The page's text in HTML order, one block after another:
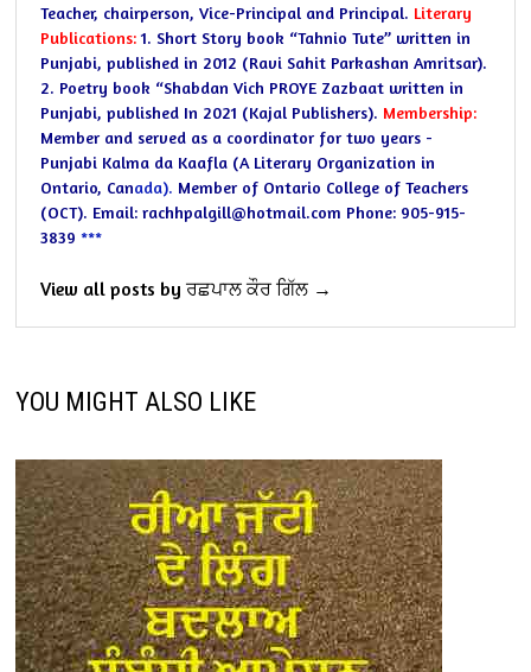
Teacher, chairperson, Vice-Principal and Principal. Literary
Publications:1. Short Story book “Tahnio Tute” written in
Punjabi, published in 2012 (Ravi Sahit Parkashan Amritsar).
2. Poetry book “Shabdan Vich PROYE Zazbaat written in
Punjabi, published In 2021 (Kajal Publishers). Membership:
Member and served as a coordinator for two years -
Punjabi Kalma da Kaafla (A Literary Organization in
Ontario, Canada). Member of Ontario College of Teachers
(OCT). Email: rachhpalgill@hotmail.com Phone: 905-915-
3839 ***
View all posts by ਰਛਪਾਲ ਕੌਰ ਗਿੱਲ →
YOU MIGHT ALSO LIKE